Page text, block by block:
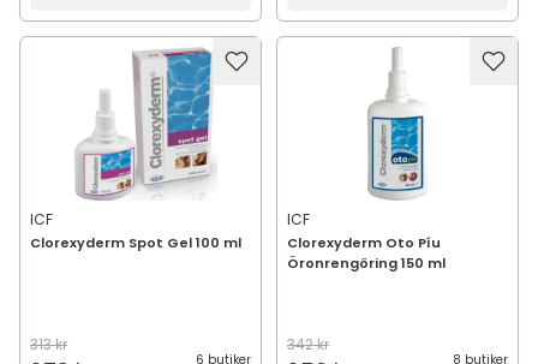
ICF
Clorexyderm Spot Gel 100 ml
313 kr
6 butiker
ICF
Clorexyderm Oto Píu
Öronrengöring 150 ml
342 kr
8 butiker